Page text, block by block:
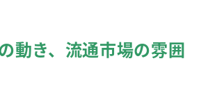
動き、流通市場の雰囲